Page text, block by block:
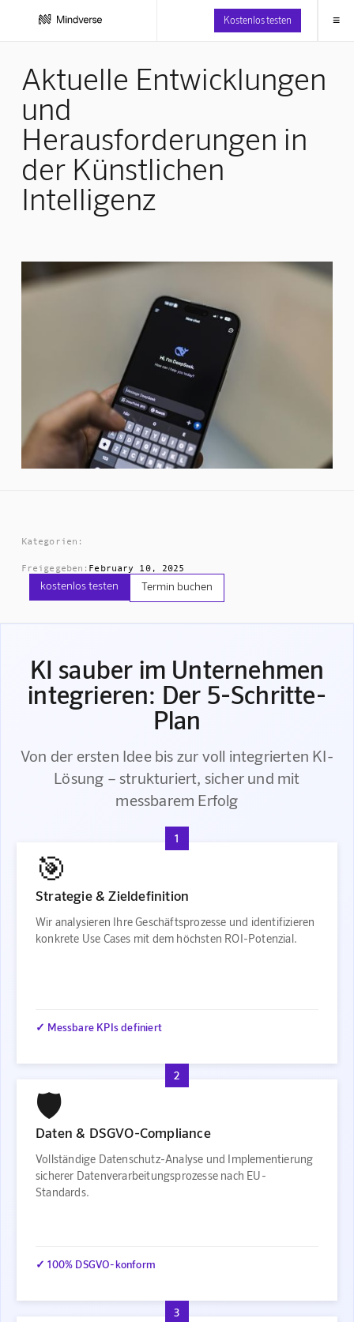
Kostenlos testen ≡
Aktuelle Entwicklungen
und
Herausforderungen in
der Künstlichen
Intelligenz
Kategorien:
Freigegeben: February 10, 2025
kostenlos testen Termin buchen
KI sauber im Unternehmen
integrieren: Der 5-Schritte-
Plan
Von der ersten Idee bis zur voll integrierten KI-
Lösung – strukturiert, sicher und mit
messbarem Erfolg
1
🎯
Strategie & Zieldefinition
Wir analysieren Ihre Geschäftsprozesse und identifizieren
konkrete Use Cases mit dem höchsten ROI-Potenzial.
✓ Messbare KPIs definiert
2
🛡️
Daten & DSGVO-Compliance
Vollständige Datenschutz-Analyse und Implementierung
sicherer Datenverarbeitungsprozesse nach EU-
Standards.
✓ 100% DSGVO-konform
3